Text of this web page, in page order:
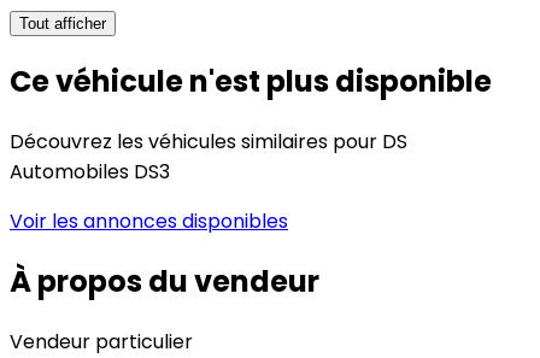
Tout afficher
Ce véhicule n'est plus disponible
Découvrez les véhicules similaires pour DS
Automobiles DS3
Voir les annonces disponibles
À propos du vendeur
Vendeur particulier